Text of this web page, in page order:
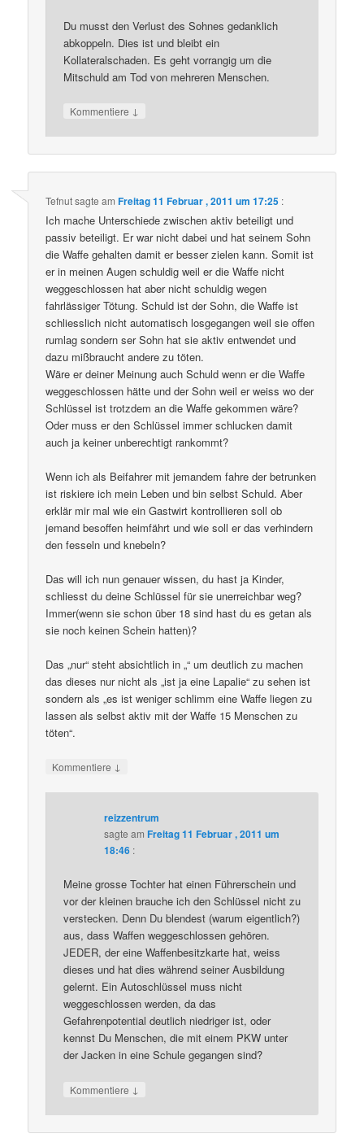
Du musst den Verlust des Sohnes gedanklich
abkoppeln. Dies ist und bleibt ein
Kollateralschaden. Es geht vorrangig um die
Mitschuld am Tod von mehreren Menschen.
Kommentiere ↓
Tefnutsagte amFreitag 11 Februar , 2011 um 17:25 :
Ich mache Unterschiede zwischen aktiv beteiligt und
passiv beteiligt. Er war nicht dabei und hat seinem Sohn
die Waffe gehalten damit er besser zielen kann. Somit ist
er in meinen Augen schuldig weil er die Waffe nicht
weggeschlossen hat aber nicht schuldig wegen
fahrlässiger Tötung. Schuld ist der Sohn, die Waffe ist
schliesslich nicht automatisch losgegangen weil sie offen
rumlag sondern ser Sohn hat sie aktiv entwendet und
dazu mißbraucht andere zu töten.
Wäre er deiner Meinung auch Schuld wenn er die Waffe
weggeschlossen hätte und der Sohn weil er weiss wo der
Schlüssel ist trotzdem an die Waffe gekommen wäre?
Oder muss er den Schlüssel immer schlucken damit
auch ja keiner unberechtigt rankommt?
Wenn ich als Beifahrer mit jemandem fahre der betrunken
ist riskiere ich mein Leben und bin selbst Schuld. Aber
erklär mir mal wie ein Gastwirt kontrollieren soll ob
jemand besoffen heimfährt und wie soll er das verhindern
den fesseln und knebeln?
Das will ich nun genauer wissen, du hast ja Kinder,
schliesst du deine Schlüssel für sie unerreichbar weg?
Immer(wenn sie schon über 18 sind hast du es getan als
sie noch keinen Schein hatten)?
Das „nur“ steht absichtlich in „“ um deutlich zu machen
das dieses nur nicht als „ist ja eine Lapalie“ zu sehen ist
sondern als „es ist weniger schlimm eine Waffe liegen zu
lassen als selbst aktiv mit der Waffe 15 Menschen zu
töten“.
Kommentiere ↓
reizzentrum
sagte amFreitag 11 Februar , 2011 um
18:46 :
Meine grosse Tochter hat einen Führerschein und
vor der kleinen brauche ich den Schlüssel nicht zu
verstecken. Denn Du blendest (warum eigentlich?)
aus, dass Waffen weggeschlossen gehören.
JEDER, der eine Waffenbesitzkarte hat, weiss
dieses und hat dies während seiner Ausbildung
gelernt. Ein Autoschlüssel muss nicht
weggeschlossen werden, da das
Gefahrenpotential deutlich niedriger ist, oder
kennst Du Menschen, die mit einem PKW unter
der Jacken in eine Schule gegangen sind?
Kommentiere ↓